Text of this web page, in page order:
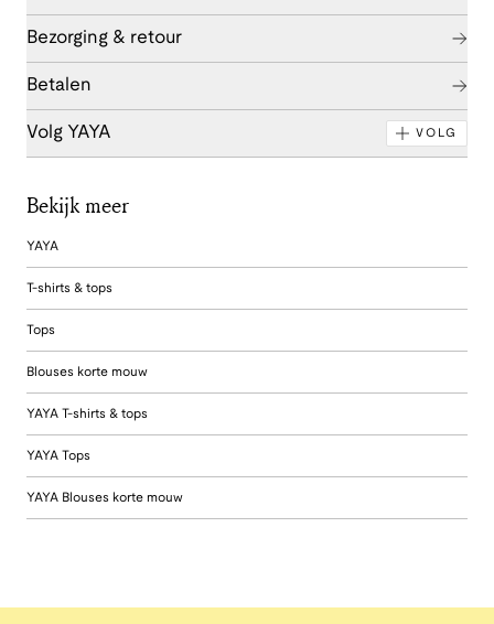
Bezorging & retour
Betalen
Volg YAYA VOLG
Bekijk meer
YAYA
T-shirts & tops
Tops
Blouses korte mouw
YAYA T-shirts & tops
YAYA Tops
YAYA Blouses korte mouw